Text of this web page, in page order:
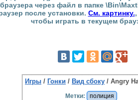
браузера через файл в папке
после установки. См. картинку.
чтобы играть в текущем
Игры / Гонки / Вид сбоку / Angry
Метки: полиция